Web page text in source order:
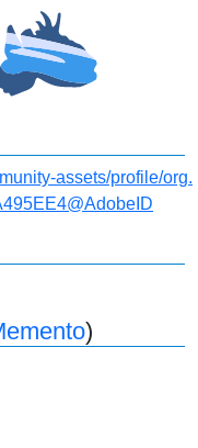
assets/profile/org.
)